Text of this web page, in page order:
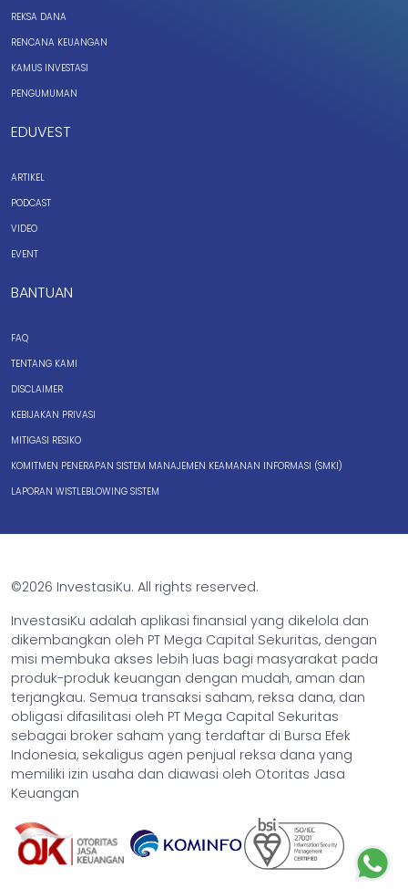
REKSA DANA
RENCANA KEUANGAN
KAMUS INVESTASI
PENGUMUMAN
EDUVEST
ARTIKEL
PODCAST
VIDEO
EVENT
BANTUAN
FAQ
TENTANG KAMI
DISCLAIMER
KEBIJAKAN PRIVASI
MITIGASI RESIKO
KOMITMEN PENERAPAN SISTEM MANAJEMEN KEAMANAN INFORMASI (SMKI)
LAPORAN WISTLEBLOWING SISTEM
©2026 InvestasiKu. All rights reserved.
InvestasiKu adalah aplikasi finansial yang dikelola dan
dikembangkan oleh PT Mega Capital Sekuritas, dengan
misi membuka akses lebih luas bagi masyarakat pada
produk-produk keuangan dengan mudah, aman dan
terjangkau. Semua transaksi saham, reksa dana, dan
obligasi difasilitasi oleh PT Mega Capital Sekuritas
sebagai broker saham yang terdaftar di Bursa Efek
Indonesia, sekaligus agen penjual reksa dana yang
memiliki izin usaha dan diawasi oleh Otoritas Jasa
Keuangan